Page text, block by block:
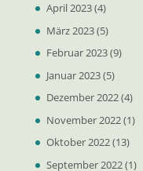
April 2023(4)
März 2023(5)
Februar 2023(9)
Januar 2023(5)
Dezember 2022(4)
November 2022(1)
Oktober 2022(13)
September 2022(1)